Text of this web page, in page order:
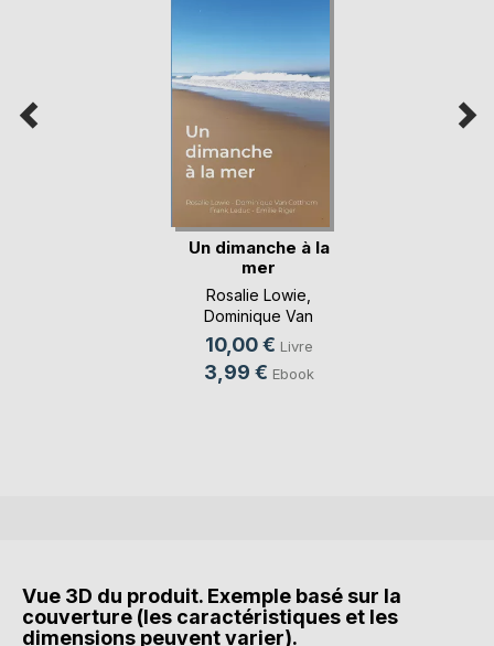
Un dimanche à la
mer
Rosalie Lowie
Dominique Van
Cotthem
10,00 € Livre
3,99 € Ebook
Vue 3D du produit. Exemple basé sur la
couverture (les caractéristiques et les
dimensions peuvent varier).